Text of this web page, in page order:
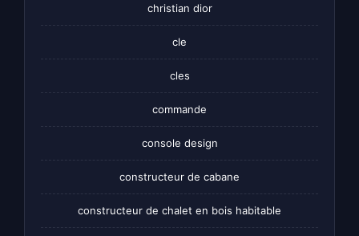
christian dior
cle
cles
commande
console design
constructeur de cabane
constructeur de chalet en bois habitable